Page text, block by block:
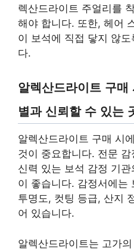
렉산드라이트 주얼리를
해야 합니다. 또한, 헤어
이 보석에 직접 닿지 않
다.
알렉산드라이트 구
별과 신뢰할 수 있는
알렉산드라이트 구매 시
것이 중요합니다. 전문
신력 있는 보석 감정 기
이 좋습니다. 감정서에는
투명도, 컷팅 등급, 산지
어 있습니다.
알렉산드라이트는 고가